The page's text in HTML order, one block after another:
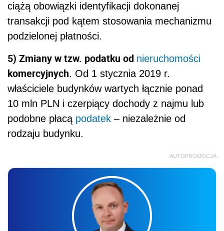
ciążą obowiązki identyfikacji dokonanej
transakcji pod kątem stosowania mechanizmu
podzielonej płatności.
5) Zmiany w tzw. podatku od nieruchomości
komercyjnych. Od 1 stycznia 2019 r.
właściciele budynków wartych łącznie ponad
10 mln PLN i czerpiący dochody z najmu lub
podobne płacą podatek – niezależnie od
rodzaju budynku.
AUTOPROMOCJA